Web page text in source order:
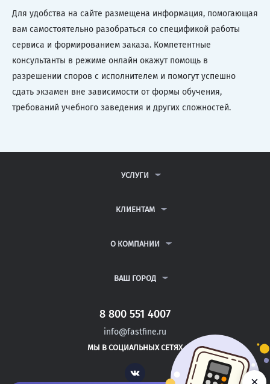
Для удобства на сайте размещена информация, помогающая
вам самостоятельно разобраться со спецификой работы
сервиса и формированием заказа. Компетентные
консультанты в режиме онлайн окажут помощь в
разрешении споров с исполнителем и помогут успешно
сдать экзамен вне зависимости от формы обучения,
требований учебного заведения и других сложностей.
УСЛУГИ
ДИПЛОМНЫЕ РАБОТЫ
РЕФЕРАТЫ
КЛИЕНТАМ
ВОПРОСЫ И ОТВЕТЫ
ПОЛИТИКА КОНФИДЕНЦИАЛЬНОСТИ
О КОМПАНИИ
КОНТАКТЫ
ВАШ ГОРОД
САНКТ-ПЕТЕРБУРГ
МЦЕНСК
ВЕЛЬСК
8 800 551 4007
info@fastfine.ru
МЫ В СОЦИАЛЬНЫХ СЕТЯХ
Vk